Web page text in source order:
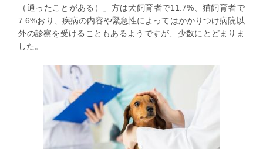
（通ったことがある）」方は犬飼育者で11.7%、猫飼育者で
7.6%おり、疾病の内容や緊急性によってはかかりつけ病院以
外の診察を受けることもあるようですが、少数にとどまりま
した。